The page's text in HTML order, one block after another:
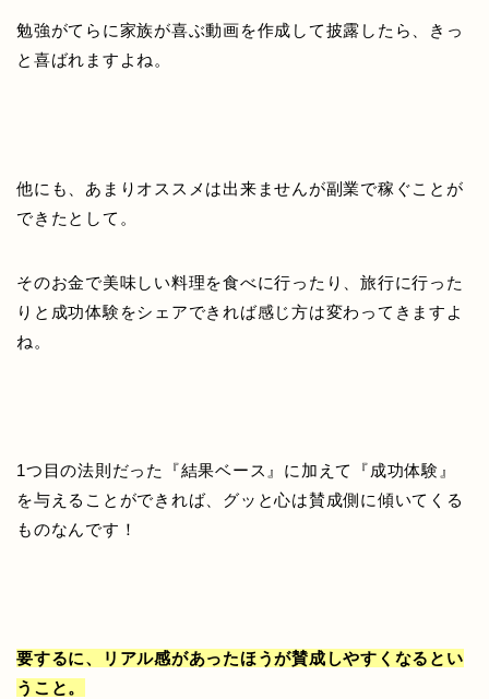
勉強がてらに家族が喜ぶ動画を作成して披露したら、きっ
と喜ばれますよね。
他にも、あまりオススメは出来ませんが副業で稼ぐことが
できたとして。
そのお金で美味しい料理を食べに行ったり、旅行に行った
りと成功体験をシェアできれば感じ方は変わってきますよ
ね。
1つ目の法則だった『結果ベース』に加えて『成功体験』
を与えることができれば、グッと心は賛成側に傾いてくる
ものなんです！
要するに、リアル感があったほうが賛成しやすくなるとい
うこと。